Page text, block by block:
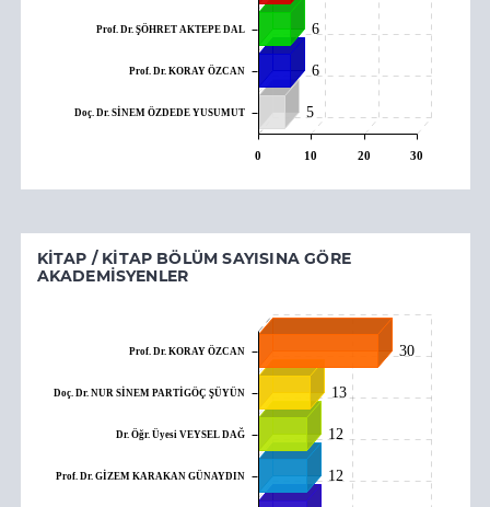
6
6
5
Prof. Dr. ŞÖHRET AKTEPE DAL
Prof. Dr. KORAY ÖZCAN
Doç. Dr. SİNEM ÖZDEDE YUSUMUT
0 10 20 30
KITAP / KITAP BÖLÜM SAYISINA GÖRE
AKADEMISYENLER
30
13
12
12
Prof. Dr. KORAY ÖZCAN
Doç. Dr. NUR SİNEM PARTİGÖÇ ŞÜYÜN
Dr. Öğr. Üyesi VEYSEL DAĞ
Prof. Dr. GİZEM KARAKAN GÜNAYDIN